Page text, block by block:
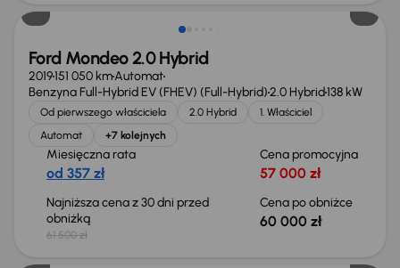
Ford Mondeo 2.0 Hybrid
2019151 050 kmAutomat
Benzyna Full-Hybrid EV (FHEV) (Full-Hybrid)2.0 Hybrid138 kW
Od pierwszego właściciela 2.0 Hybrid
1. Właściciel
Automat
+7 kolejnych
Miesięczna rata
od 357 zł
Cena promocyjna
57 000 zł
Najniższa cena z 30 dni przed
obniżką
61 500 zł
Cena po obniżce
60 000 zł